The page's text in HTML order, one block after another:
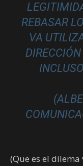
REBASAR
VA
(Que es el